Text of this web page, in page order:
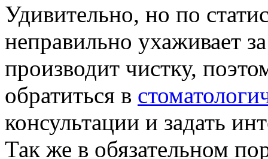
Удивительно, но по
неправильно ухаживает
производит чистку,
обратиться в
консультации и задать
Так же в обязательном